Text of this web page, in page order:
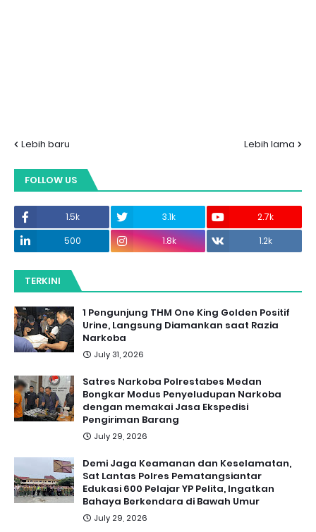
Lebih baru Lebih lama
FOLLOW US
1.5k 3.1k
2.7k
500
1.8k 1.2k
TERKINI
1 Pengunjung THM One King Golden Positif
Urine, Langsung Diamankan saat Razia
Narkoba
July 31, 2026
Satres Narkoba Polrestabes Medan
Bongkar Modus Penyeludupan Narkoba
dengan memakai Jasa Ekspedisi
Pengiriman Barang
July 29, 2026
Demi Jaga Keamanan dan Keselamatan,
Sat Lantas Polres Pematangsiantar
Edukasi 600 Pelajar YP Pelita, Ingatkan
Bahaya Berkendara di Bawah Umur
July 29, 2026